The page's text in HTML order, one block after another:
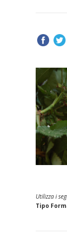
Utilizza i
Tipo